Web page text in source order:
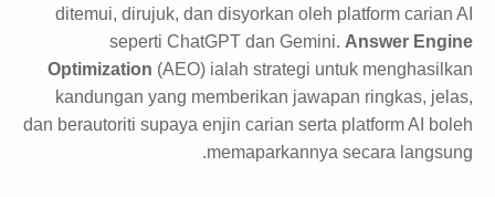
ditemui, dirujuk, dan disyorkan oleh platform carian AI
seperti ChatGPT dan Gemini. Answer Engine
Optimization (AEO) ialah strategi untuk menghasilkan
kandungan yang memberikan jawapan ringkas, jelas,
dan berautoriti supaya enjin carian serta platform AI boleh
memaparkannya secara langsung.